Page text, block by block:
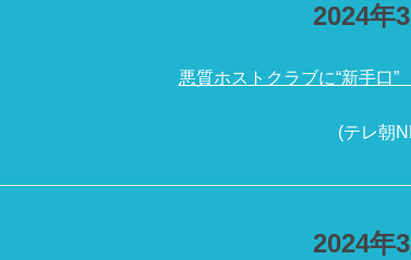
2024年
悪質ホストクラブに“新手口
(テレ朝
2024年